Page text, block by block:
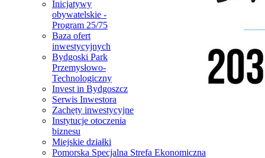
Inicjatywy
obywatelskie -
Program 25/75
Baza ofert
inwestycyjnych
Bydgoski Park
Przemysłowo-
Technologiczny
Invest in Bydgoszcz
Serwis Inwestora
Zachęty inwestycyjne
Instytucje otoczenia
biznesu
Miejskie działki
Pomorska Specjalna Strefa Ekonomiczna